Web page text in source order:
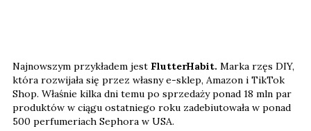
Najnowszym przykładem jest FlutterHabit. Marka rzęs DIY,
która rozwijała się przez własny e-sklep, Amazon i TikTok
Shop. Właśnie kilka dni temu po sprzedaży ponad 18 mln par
produktów w ciągu ostatniego roku zadebiutowała w ponad
500 perfumeriach Sephora w USA.